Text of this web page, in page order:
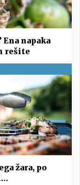
napaka
rešite
žara, po